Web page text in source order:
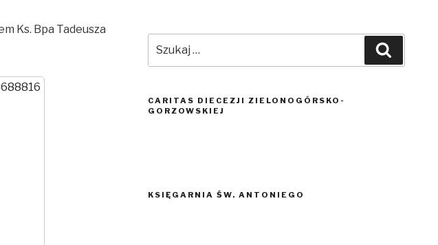
Ks. Bpa Tadeusza
CARITAS DIECEZJI ZIELONOGÓRSKO-
GORZOWSKIEJ
KSIĘGARNIA ŚW. ANTONIEGO